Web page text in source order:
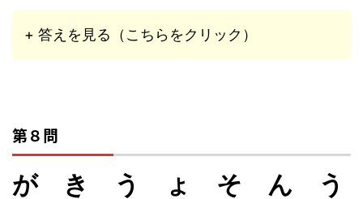
+ 答えを見る（こちらをクリック）
第８問
が き う ょ そ ん う